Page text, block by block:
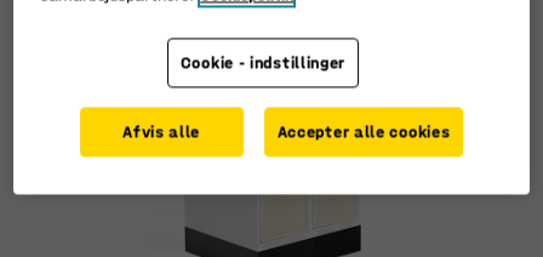
Cookie - indstillinger
Afvis alle Accepter alle cookies